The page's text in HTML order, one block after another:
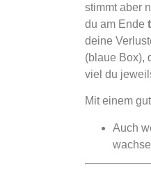
stimmt aber
du am Ende
deine
(blaue Box),
viel du
Mit einem
Auch